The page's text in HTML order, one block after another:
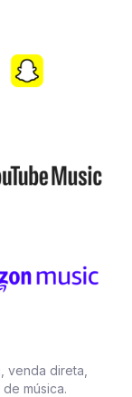
venda direta,
música.